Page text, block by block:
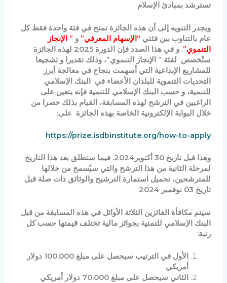
تسترشد بمبادئ الإسلام
ويجدر التنويه إلى أن هذه الجائزة تمنح في فئة واحدة فقط كل
عام بالتناوب بين فئتي “الإسهام المعرفي” و ” الإنجاز
التنموي”
. و في هذا الصدد فإن الدورة 2025 لهذه الجائزة
ستُخصص لفئة ” الإنجاز التنموي”، وذلك تقديرا و تشجيعا
للمشاريع الإبداعية التي أسهمت بنجاح في معالجة أبرز
التحديات التنموية للبلدان الأعضاء في البنك الإسلامي
للتنمية، و حسب البنك الإسلامي للتنمية فإنه يتعين على
الراغبين في الترشح لهذه المسابقة، القيام بذلك حصرا من
خلال البوابة الإلكترونية الخاصة بهذه الجائزة على:
https://prize.isdbinstitute.org/how-to-apply
وهذا قبل تاريخ 30 أكتوبر2024. فيما ستطلق بعد هذا التاريخ
لمرحلة الثانية من هذا الترشح والتي سيُسمح من خلالها
للمترشحين، تحميل استمارة الترشيح والوثائق ذات صلة قبل
تاريخ 03 نوفمبر 2024
سيتم مكافأة الفائزين الثلاثة الأوائل في هذه المسابقة من قبل
البنك الإسلامي للتمنية بجوائز مالية تختلف قيمتها حسب كل
رتبة:
الأول في الترتيب سيحصل على مبلغ 100.000 دولار
أمريكي
الثاني سيحصل على مبلغ 70.000 دولار أمريكي